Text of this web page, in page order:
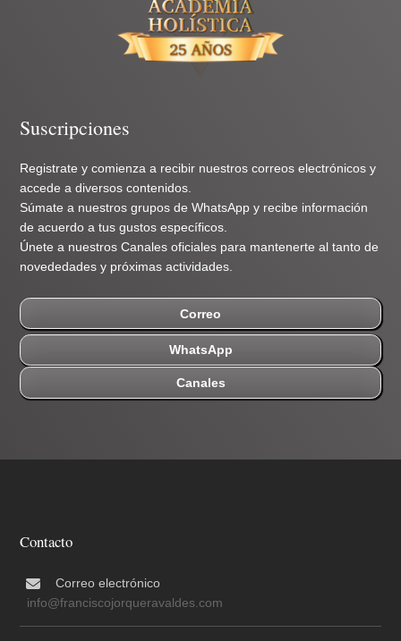
Suscripciones
Registrate y comienza a recibir nuestros correos electrónicos y
accede a diversos contenidos.
Súmate a nuestros grupos de WhatsApp y recibe información
de acuerdo a tus gustos específicos.
Únete a nuestros Canales oficiales para mantenerte al tanto de
novededades y próximas actividades.
Correo
WhatsApp
Canales
Contacto
Correo electrónico
info@franciscojorqueravaldes.com